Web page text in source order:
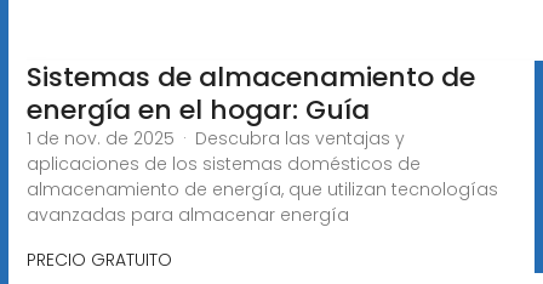
Sistemas de almacenamiento de
energía en el hogar: Guía
1 de nov. de 2025 · Descubra las ventajas y
aplicaciones de los sistemas domésticos de
almacenamiento de energía, que utilizan tecnologías
avanzadas para almacenar energía
PRECIO GRATUITO